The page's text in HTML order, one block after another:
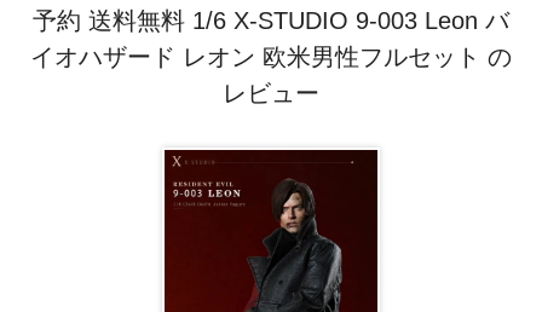
予約 送料無料 1/6 X-STUDIO 9-003 Leon バ
イオハザード レオン 欧米男性フルセット の
レビュー